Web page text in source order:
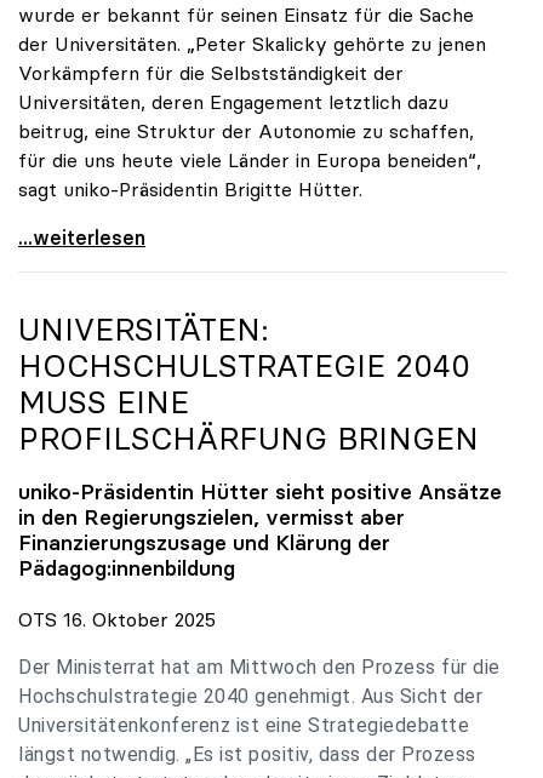
wurde er bekannt für seinen Einsatz für die Sache
der Universitäten. „Peter Skalicky gehörte zu jenen
Vorkämpfern für die Selbstständigkeit der
Universitäten, deren Engagement letztlich dazu
beitrug, eine Struktur der Autonomie zu schaffen,
für die uns heute viele Länder in Europa beneiden“,
sagt uniko-Präsidentin Brigitte Hütter.
uniko trauert um ehemaligen Präsidenten Peter
...weiterlesen
UNIVERSITÄTEN:
HOCHSCHULSTRATEGIE 2040
MUSS EINE
PROFILSCHÄRFUNG BRINGEN
uniko-Präsidentin Hütter sieht positive Ansätze
in den Regierungszielen, vermisst aber
Finanzierungszusage und Klärung der
Pädagog:innenbildung
OTS 16. Oktober 2025
Der Ministerrat hat am Mittwoch den Prozess für die
Hochschulstrategie 2040 genehmigt. Aus Sicht der
Universitätenkonferenz ist eine Strategiedebatte
längst notwendig. „Es ist positiv, dass der Prozess